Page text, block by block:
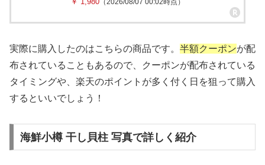
（2026/08/07 00:02時点）
実際に購入したのはこちらの商品です。 半額クーポンが配
布されていることもあるので、クーポンが配布されている
タイミングや、楽天のポイントが多く付く日を狙って購入
するといいでしょう！
海鮮小樽 干し貝柱 写真で詳しく紹介